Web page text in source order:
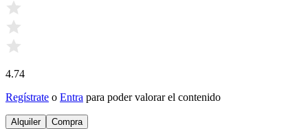
4.74
Regístrate o Entra para poder valorar el contenido
Alquiler Compra